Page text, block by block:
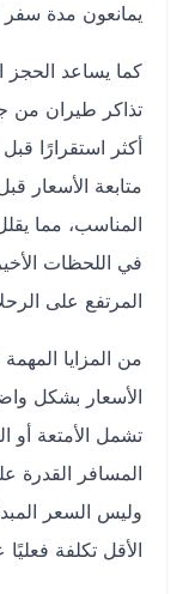
يمانعون مدة سفر
كما يساعد الحجز
تذاكر طيران من جنيف
أكثر استقرارًا قبل
متابعة الأسعار قبل
المناسب، مما يقلل من
في اللحظات
المرتفع على الرحلات.
من المزايا المهمة
الأسعار بشكل واضح،
تشمل الأمتعة أو
المسافر القدرة على
وليس السعر المبدئي
الأقل تكلفة فعليًا عند